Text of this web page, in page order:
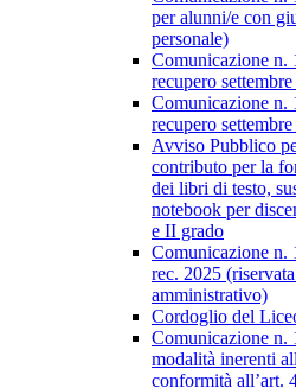
per alunni/e con
personale)
Comunicazione n.
recupero
Comunicazione n.
recupero
Avviso Pubblico
contributo per la
dei libri di testo,
notebook per
e II grado
Comunicazione n.
rec. 2025
amministrativo)
Cordoglio del
Comunicazione n.
modalità inerenti
conformità all’art.